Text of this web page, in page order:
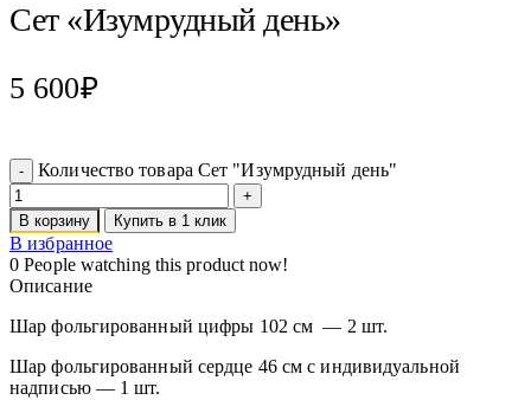
Сет «Изумрудный день»
5 600₽
Количество товара Сет "Изумрудный день"
В корзину Купить в 1 клик
В избранное
0 People watching this product now!
Описание
Шар фольгированный цифры 102 см — 2 шт.
Шар фольгированный сердце 46 см с индивидуальной
надписью — 1 шт.